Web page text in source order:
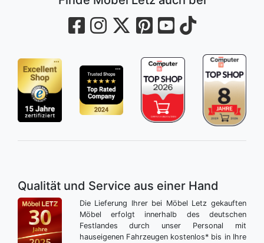
Qualität und Service aus einer Hand
Die Lieferung Ihrer bei Möbel Letz gekauften
Möbel erfolgt innerhalb des deutschen
Festlandes durch unser Personal mit
hauseigenen Fahrzeugen kostenlos* bis in Ihre